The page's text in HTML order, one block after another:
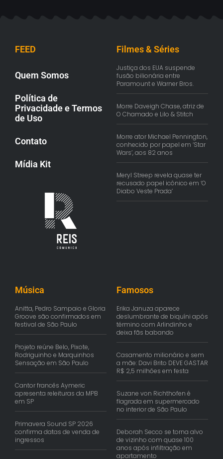
FEED
Quem Somos
Política de
Privacidade e Termos
de Uso
Contato
Mídia Kit
Filmes & Séries
Justiça dos EUA suspende
fusão bilionária entre
Paramount e Warner Bros.
Morre Daveigh Chase, atriz de
O Chamado e Lilo & Stitch
Morre ator Michael Pennington,
conhecido por papel em ‘Star
Wars’, aos 82 anos
Meryl Streep revela quase ter
recusado papel icônico em ‘O
Diabo Veste Prada’
Música
Anitta, Pedro Sampaio e Gloria
Groove são confirmados em
festival de São Paulo
Projeto reúne Belo, Pixote,
Rodriguinho e Marquinhos
Sensação em São Paulo
Cantor francês Aymeric
apresenta releituras da MPB
em SP
Primavera Sound SP 2026
confirma datas de venda de
ingressos
Famosos
Erika Januza aparece
deslumbrante de biquíni após
término com Arlindinho e
deixa fãs babando
Casamento milionário e sem
a mãe: Davi Brito DEVE GASTAR
R$ 2,5 milhões em festa
Suzane von Richthofen é
flagrada em supermercado
no interior de São Paulo
Deborah Secco se torna alvo
de vizinho com quase 100
anos após infiltração em
apartamento